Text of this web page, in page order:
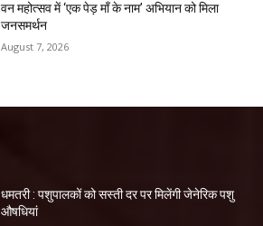
वन महोत्सव में ‘एक पेड़ माँ के नाम’ अभियान को मिला
जनसमर्थन
August 7, 2026
धमतरी : पशुपालकों को सस्ती दर पर मिलेंगी जेनेरिक पशु
औषधियां